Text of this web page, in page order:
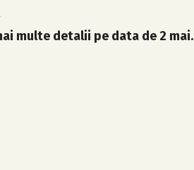
.
multe detalii pe data de 2 mai.